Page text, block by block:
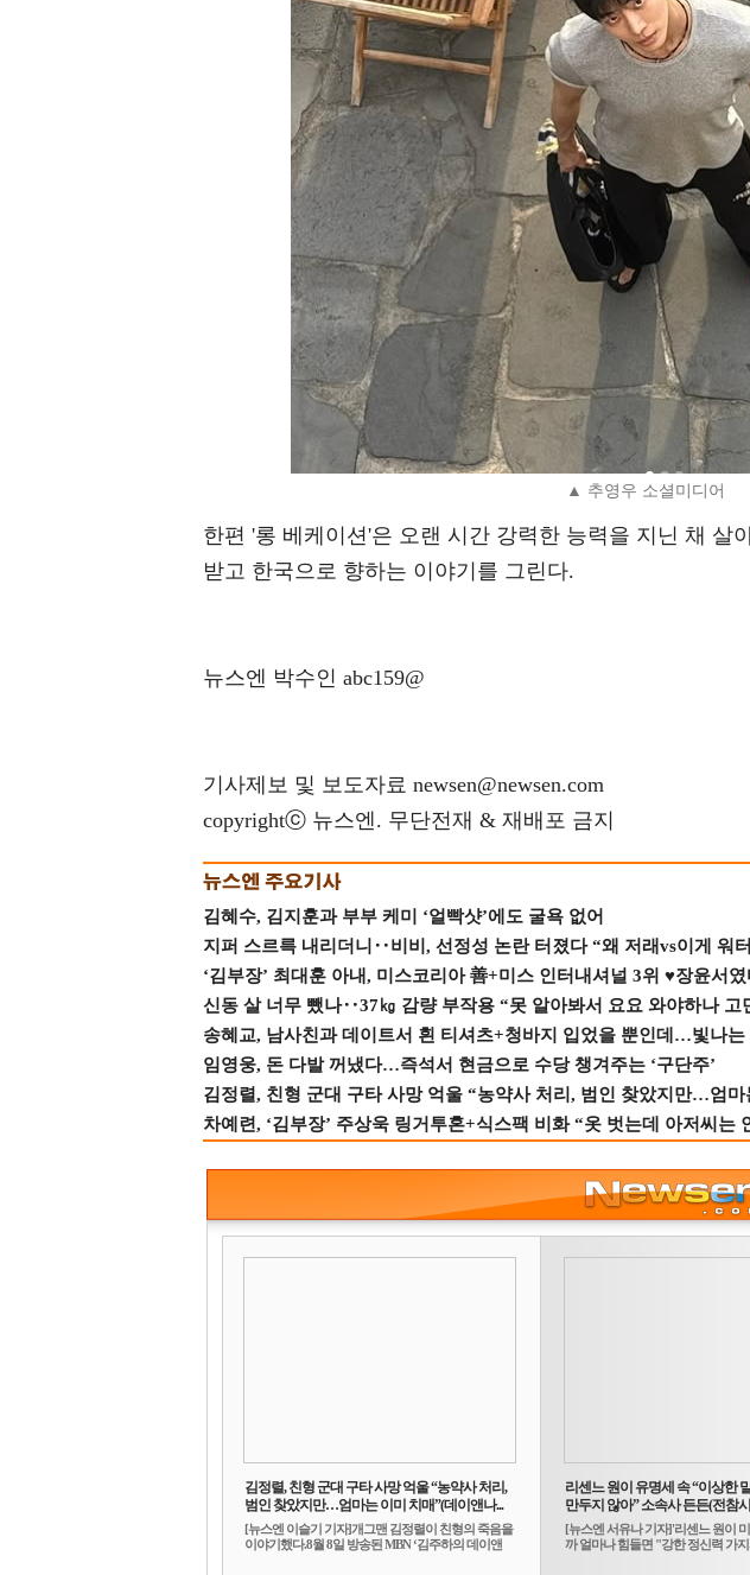
▲ 추영우 소셜미디어
한편 '롱 베케이션'은 오랜 시간 강력한 능력을 지닌 채 살
받고 한국으로 향하는 이야기를 그린다.
뉴스엔 박수인 abc159@
기사제보 및 보도자료 newsen@newsen.com
copyrightⓒ 뉴스엔. 무단전재 & 재배포 금지
김혜수, 김지훈과 부부 케미 ‘얼빡샷’에도 굴욕 없어
지퍼 스르륵 내리더니‥비비, 선정성 논란 터졌다 “왜 저래vs이게 워
‘김부장’ 최대훈 아내, 미스코리아 善+미스 인터내셔널 3위 ♥장윤서였
신동 살 너무 뺐나‥37㎏ 감량 부작용 “못 알아봐서 요요 와야하나 고
송혜교, 남사친과 데이트서 흰 티셔츠+청바지 입었을 뿐인데…빛나는
임영웅, 돈 다발 꺼냈다…즉석서 현금으로 수당 챙겨주는 ‘구단주’
김정렬, 친형 군대 구타 사망 억울 “농약사 처리, 범인 찾았지만…엄마
차예련, ‘김부장’ 주상욱 링거투혼+식스팩 비화 “옷 벗는데 아저씨는
김정렬, 친형 군대 구타 사망 억울 “농약사 처리,
범인 찾았지만…엄마는 이미 치매”(데이앤나...
[뉴스엔 이슬기 기자]개그맨 김정렬이 친형의 죽음을
이야기했다.8월 8일 방송된 MBN ‘김주하의 데이앤
리센느 원이 유명세 속 “이상한
만두지 않아” 소속사 든든(전참
[뉴스엔 서유나 기자]'리센느 원이
까 얼마나 힘들면 "강한 정신력 가